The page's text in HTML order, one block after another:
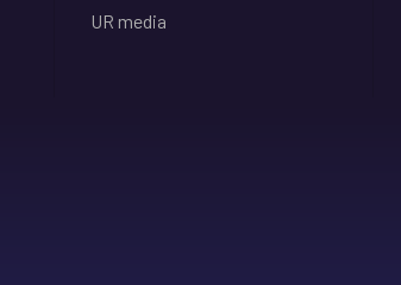
UR media